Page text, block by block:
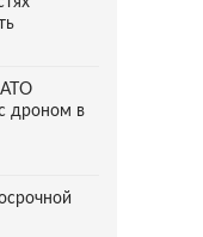
дроном в